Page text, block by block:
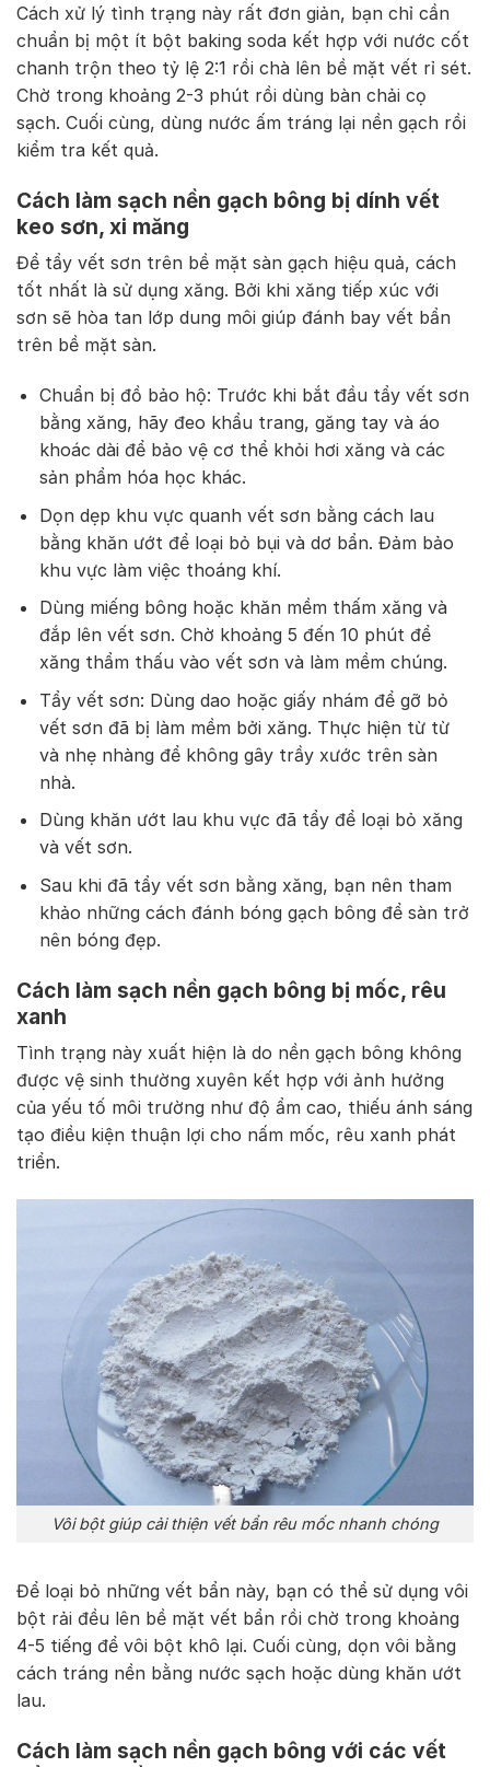
Cách xử lý tình trạng này rất đơn giản, bạn chỉ cần
chuẩn bị một ít bột baking soda kết hợp với nước cốt
chanh trộn theo tỷ lệ 2:1 rồi chà lên bề mặt vết rỉ sét.
Chờ trong khoảng 2-3 phút rồi dùng bàn chải cọ
sạch. Cuối cùng, dùng nước ấm tráng lại nền gạch rồi
kiểm tra kết quả.
Cách làm sạch nền gạch bông bị dính vết
keo sơn, xi măng
Để tẩy vết sơn trên bề mặt sàn gạch hiệu quả, cách
tốt nhất là sử dụng xăng. Bởi khi xăng tiếp xúc với
sơn sẽ hòa tan lớp dung môi giúp đánh bay vết bẩn
trên bề mặt sàn.
Chuẩn bị đồ bảo hộ: Trước khi bắt đầu tẩy vết sơn
bằng xăng, hãy đeo khẩu trang, găng tay và áo
khoác dài để bảo vệ cơ thể khỏi hơi xăng và các
sản phẩm hóa học khác.
Dọn dẹp khu vực quanh vết sơn bằng cách lau
bằng khăn ướt để loại bỏ bụi và dơ bẩn. Đảm bảo
khu vực làm việc thoáng khí.
Dùng miếng bông hoặc khăn mềm thấm xăng và
đắp lên vết sơn. Chờ khoảng 5 đến 10 phút để
xăng thẩm thấu vào vết sơn và làm mềm chúng.
Tẩy vết sơn: Dùng dao hoặc giấy nhám để gỡ bỏ
vết sơn đã bị làm mềm bởi xăng. Thực hiện từ từ
và nhẹ nhàng để không gây trầy xước trên sàn
nhà.
Dùng khăn ướt lau khu vực đã tẩy để loại bỏ xăng
và vết sơn.
Sau khi đã tẩy vết sơn bằng xăng, bạn nên tham
khảo những cách đánh bóng gạch bông để sàn trở
nên bóng đẹp.
Cách làm sạch nền gạch bông bị mốc, rêu
xanh
Tình trạng này xuất hiện là do nền gạch bông không
được vệ sinh thường xuyên kết hợp với ảnh hưởng
của yếu tố môi trường như độ ẩm cao, thiếu ánh sáng
tạo điều kiện thuận lợi cho nấm mốc, rêu xanh phát
triển.
Vôi bột giúp cải thiện vết bẩn rêu mốc nhanh chóng
Để loại bỏ những vết bẩn này, bạn có thể sử dụng vôi
bột rải đều lên bề mặt vết bẩn rồi chờ trong khoảng
4-5 tiếng để vôi bột khô lại. Cuối cùng, dọn vôi bằng
cách tráng nền bằng nước sạch hoặc dùng khăn ướt
lau.
Cách làm sạch nền gạch bông với các vết